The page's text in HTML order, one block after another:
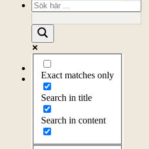
Exact matches only
Search in title
Search in content
Startsida
Om föreningen
Årsprogram
Styrelsen
Litteratur